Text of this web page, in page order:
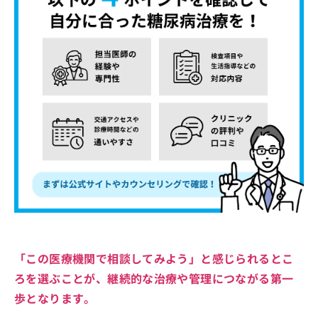
「この医療機関で相談してみよう」と感じられるとこ
ろを選ぶことが、継続的な治療や管理につながる第一
歩となります。